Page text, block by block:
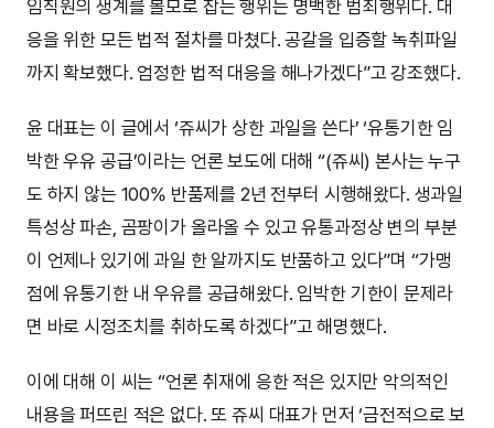
임직원의 생계를 볼모로 잡는 행위는 명백한 범죄행위다. 대
응을 위한 모든 법적 절차를 마쳤다. 공갈을 입증할 녹취파일
까지 확보했다. 엄정한 법적 대응을 해나가겠다”고 강조했다.
윤 대표는 이 글에서 ‘쥬씨가 상한 과일을 쓴다’ ‘유통기한 임
박한 우유 공급’이라는 언론 보도에 대해 “(쥬씨) 본사는 누구
도 하지 않는 100% 반품제를 2년 전부터 시행해왔다. 생과일
특성상 파손, 곰팡이가 올라올 수 있고 유통과정상 변의 부분
이 언제나 있기에 과일 한 알까지도 반품하고 있다”며 “가맹
점에 유통기한 내 우유를 공급해왔다. 임박한 기한이 문제라
면 바로 시정조치를 취하도록 하겠다”고 해명했다.
이에 대해 이 씨는 “언론 취재에 응한 적은 있지만 악의적인
내용을 퍼뜨린 적은 없다. 또 쥬씨 대표가 먼저 ‘금전적으로 보